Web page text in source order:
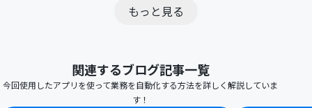
もっと見る
関連するブログ記事一覧
今回使用したアプリを使って業務を自動化する方法を詳しく解説していま
す！